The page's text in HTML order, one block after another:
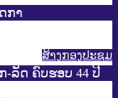
ກາ
ສ້າງກອງປະຊູມ
-ລັດ ຄົບຮອບ 44 ປີ